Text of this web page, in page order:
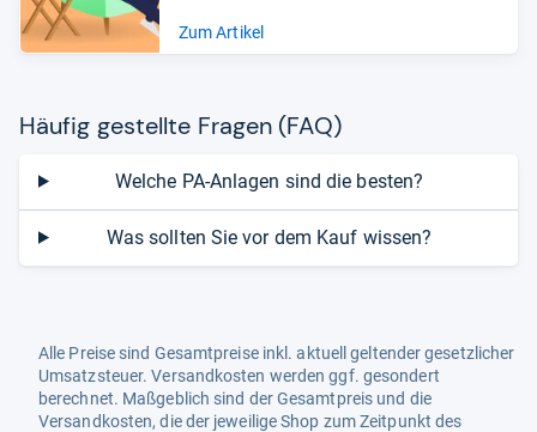
Zum Artikel
Häu­fig gestellte Fra­gen (FAQ)
Welche PA-Anlagen sind die besten?
Was sollten Sie vor dem Kauf wissen?
Alle Preise sind Gesamtpreise inkl. aktuell geltender gesetzlicher
Umsatzsteuer. Versandkosten werden ggf. gesondert
berechnet. Maßgeblich sind der Gesamtpreis und die
Versandkosten, die der jeweilige Shop zum Zeitpunkt des